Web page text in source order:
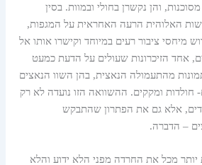
והן נקשרן בחולי ובמוות. בסין
האלוהית הרעה האחראית על המגפות,
מיחסי ציבור רעים במיוחד וקישרו אותו אל
אחד הזיכרונות שעולים על הדעת כמעט
מהתעמולה הנאצית, בהן השוו הנאצים
חולדות ומקקים. ההשוואה הזו נועדה לא רק
אלא גם את הפתרון שהתבקש
– הדברה.
יותר מכל את החרדה מפני הלא ידוע והלא